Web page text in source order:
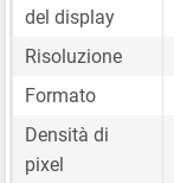
del display
Risoluzione
Formato
Densità di
pixel